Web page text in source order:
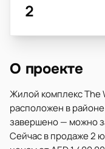
2
О проекте
Жилой комплекс The
расположен в
завершено — можно
Сейчас в продаже 2